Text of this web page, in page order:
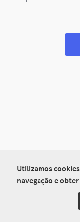
Utilizamos
navegação e